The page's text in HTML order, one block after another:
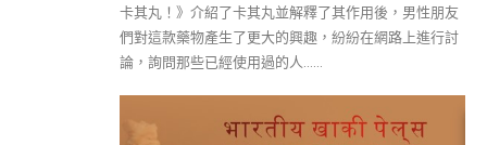
卡其丸！》介紹了卡其丸並解釋了其作用後，男性朋友
們對這款藥物產生了更大的興趣，紛紛在網路上進行討
論，詢問那些已經使用過的人……